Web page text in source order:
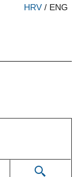
HRV / ENG